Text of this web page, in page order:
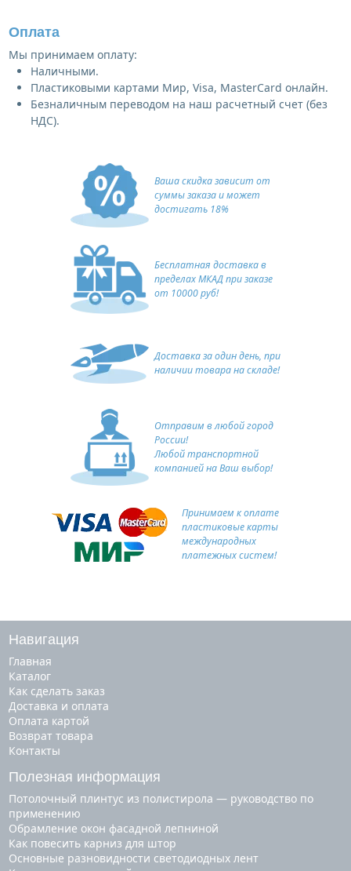
Оплата
Мы принимаем оплату:
Наличными.
Пластиковыми картами Мир, Visa, MasterCard онлайн.
Безналичным переводом на наш расчетный счет (без
НДС).
Ваша скидка зависит от
суммы заказа и может
достигать 18%
Бесплатная доставка в
пределах МКАД при заказе
от 10000 руб!
Доставка за один день, при
наличии товара на складе!
Отправим в любой город
России!
Любой транспортной
компанией на Ваш выбор!
Принимаем к оплате
пластиковые карты
международных
платежных систем!
Навигация
Главная
Каталог
Как сделать заказ
Доставка и оплата
Оплата картой
Возврат товара
Контакты
Полезная информация
Потолочный плинтус из полистирола — руководство по
применению
Обрамление окон фасадной лепниной
Как повесить карниз для штор
Основные разновидности светодиодных лент